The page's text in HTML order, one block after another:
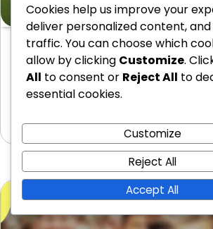
Gareth Southgate: Decisões
de jogadores, Resultados de
A gestão de Gareth Southgate da
de Inglaterra é marcada pelas suas
Cookies help us improve your
deliver personalized content,
traffic. You can choose which
allow by clicking Customize.
All to consent or Reject All to
essential cookies.
Customize
Reject All
Accept All